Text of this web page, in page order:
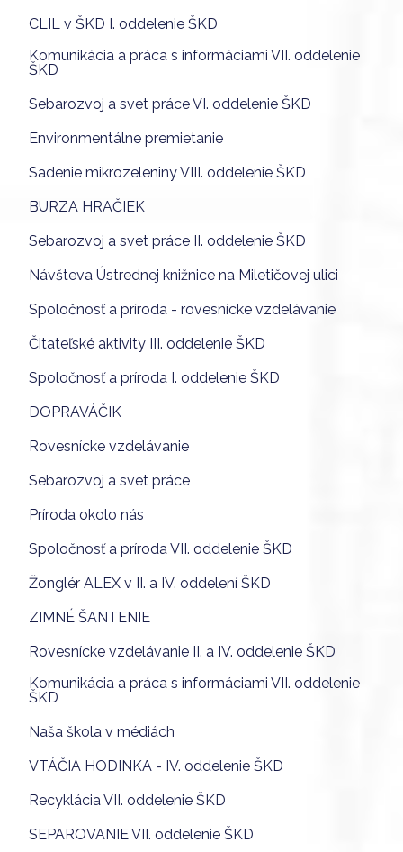
CLIL v ŠKD I. oddelenie ŠKD
Komunikácia a práca s informáciami VII. oddelenie
ŠKD
Sebarozvoj a svet práce VI. oddelenie ŠKD
Environmentálne premietanie
Sadenie mikrozeleniny VIII. oddelenie ŠKD
BURZA HRAČIEK
Sebarozvoj a svet práce II. oddelenie ŠKD
Návšteva Ústrednej knižnice na Miletičovej ulici
Spoločnosť a príroda - rovesnícke vzdelávanie
Čitateľské aktivity III. oddelenie ŠKD
Spoločnosť a príroda I. oddelenie ŠKD
DOPRAVÁČIK
Rovesnícke vzdelávanie
Sebarozvoj a svet práce
Príroda okolo nás
Spoločnosť a príroda VII. oddelenie ŠKD
Žonglér ALEX v II. a IV. oddelení ŠKD
ZIMNÉ ŠANTENIE
Rovesnícke vzdelávanie II. a IV. oddelenie ŠKD
Komunikácia a práca s informáciami VII. oddelenie
ŠKD
Naša škola v médiách
VTÁČIA HODINKA - IV. oddelenie ŠKD
Recyklácia VII. oddelenie ŠKD
SEPAROVANIE VII. oddelenie ŠKD